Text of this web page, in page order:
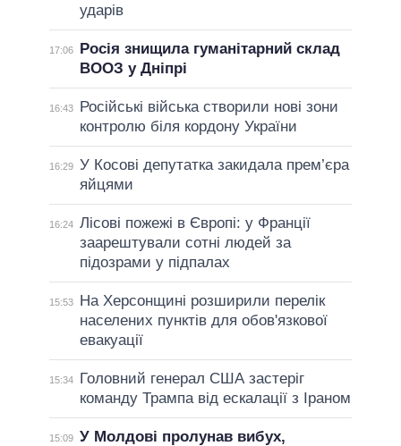
ударів
17:06
Росія знищила гуманітарний склад
ВООЗ у Дніпрі
16:43
Російські війська створили нові зони
контролю біля кордону України
16:29 У Косові депутатка закидала прем’єра
яйцями
16:24 Лісові пожежі в Європі: у Франції
заарештували сотні людей за
підозрами у підпалах
15:53
На Херсонщині розширили перелік
населених пунктів для обов'язкової
евакуації
15:34
Головний генерал США застеріг
команду Трампа від ескалації з Іраном
15:09 У Молдові пролунав вибух,